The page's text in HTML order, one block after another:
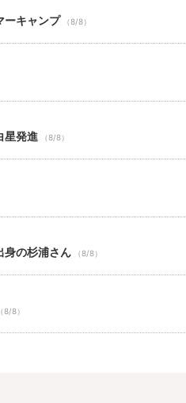
キャンプ （8/8）
星発進 （8/8）
の杉浦さん （8/8）
（8/8）